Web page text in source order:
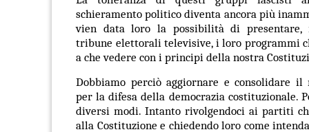
schieramento politico diventa ancora più
vien data loro la possibilità di presentare,
tribune elettorali televisive, i loro programmi
a che vedere con i principi della nostra
Dobbiamo perciò aggiornare e consolidare il
per la difesa della democrazia costituzionale.
diversi modi. Intanto rivolgendoci ai partiti
alla Costituzione e chiedendo loro come